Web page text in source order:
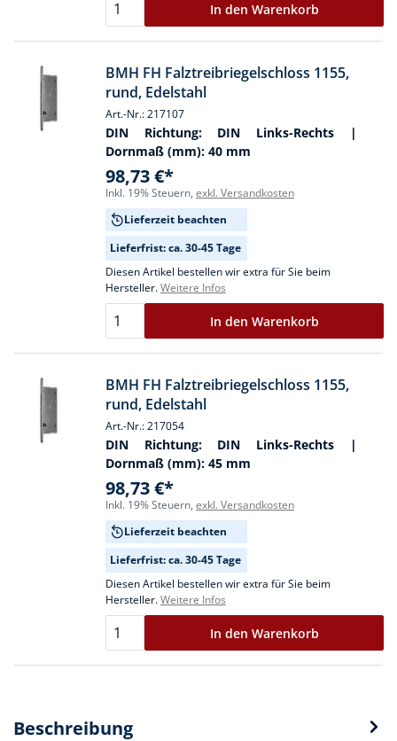
In den Warenkorb
BMH FH Falztreibriegelschloss 1155,
rund, Edelstahl
Art.-Nr.: 217107
DIN Richtung: DIN Links-Rechts |
Dornmaß (mm): 40 mm
98,73 €*
Inkl. 19% Steuern, exkl. Versandkosten
Lieferzeit beachten
Lieferfrist: ca. 30-45 Tage
Diesen Artikel bestellen wir extra für Sie beim
Hersteller.Weitere Infos
In den Warenkorb
BMH FH Falztreibriegelschloss 1155,
rund, Edelstahl
Art.-Nr.: 217054
DIN Richtung: DIN Links-Rechts |
Dornmaß (mm): 45 mm
98,73 €*
Inkl. 19% Steuern, exkl. Versandkosten
Lieferzeit beachten
Lieferfrist: ca. 30-45 Tage
Diesen Artikel bestellen wir extra für Sie beim
Hersteller.Weitere Infos
In den Warenkorb
Beschreibung